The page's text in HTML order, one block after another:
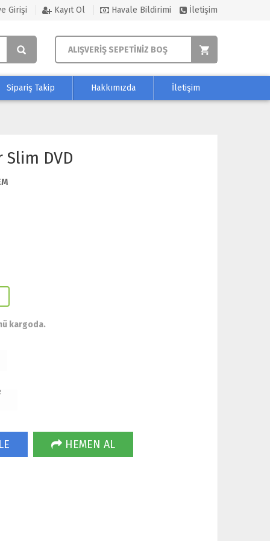
Girişi Kayıt Ol Havale Bildirimi İletişim
ALIŞVERİŞ SEPETİNİZ BOŞ
Sipariş Takip Hakkımızda İletişim
DVD
kargoda.
HEMEN AL